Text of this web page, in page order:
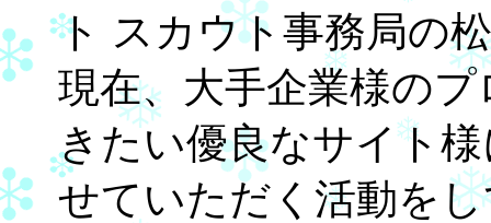
ト スカウト事務局の
現在、大手企業様の
きたい優良なサイト
せていただく活動を